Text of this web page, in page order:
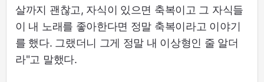
살까지 괜찮고, 자식이 있으면 축복이고 그 자식들
이 내 노래를 좋아한다면 정말 축복이라고 이야기
를 했다. 그랬더니 그게 정말 내 이상형인 줄 알더
라"고 말했다.